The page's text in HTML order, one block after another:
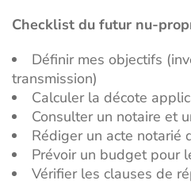
Checklist du futur nu-
Définir mes objectifs
transmission)
Calculer la décote
Consulter un notaire et
Rédiger un acte notarié
Prévoir un budget pour
Vérifier les clauses de